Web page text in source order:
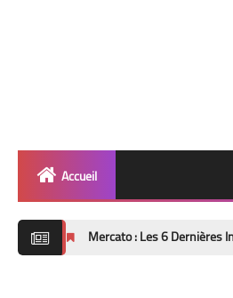
Accueil
Mercato : Les 6 Dernières Infos sur les